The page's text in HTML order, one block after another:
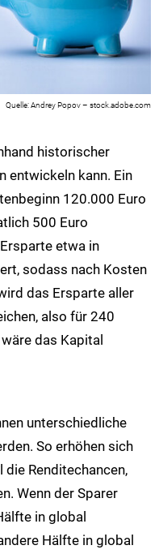
Andrey Popov – stock.adobe.com
historischer
entwickeln kann. Ein
120.000 Euro
500 Euro
etwa in
sodass nach Kosten
das Ersparte aller
also für 240
das Kapital
unterschiedliche
So erhöhen sich
Renditechancen,
Wenn der Sparer
in global
Hälfte in global